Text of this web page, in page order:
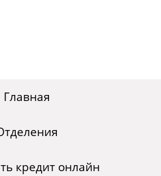
Главная
кредит онлайн